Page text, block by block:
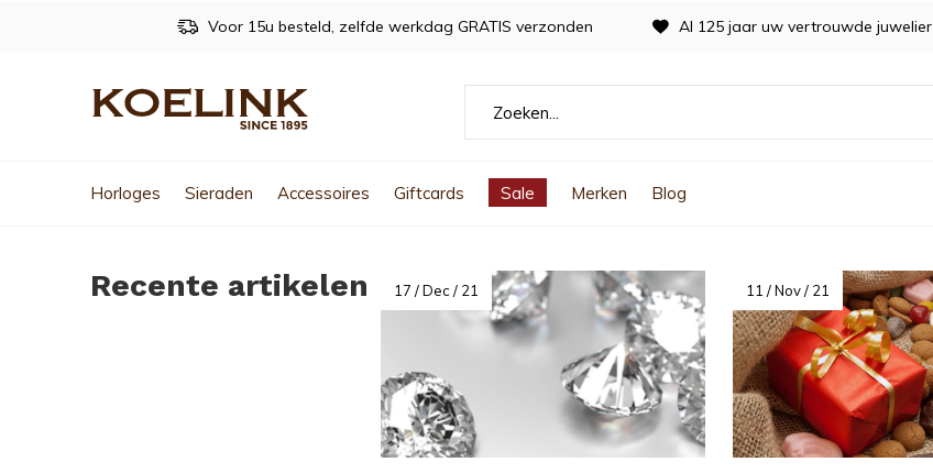
Horloges Sieraden Accessoires Giftcards Sale Merken Blog
Voor 15u besteld, zelfde werkdag GRATIS verzonden Al 125 jaar uw vertrouwde juwelier
Recente artikelen 17 / Dec / 21 11 / Nov / 21